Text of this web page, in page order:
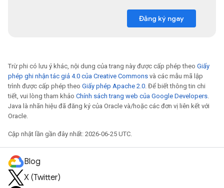
Đăng ký ngay
Trừ phi có lưu ý khác, nội dung của trang này được cấp phép theo Giấy
phép ghi nhận tác giả 4.0 của Creative Commons và các mẫu mã lập
trình được cấp phép theo Giấy phép Apache 2.0. Để biết thông tin chi
tiết, vui lòng tham khảo Chính sách trang web của Google Developers.
Java là nhãn hiệu đã đăng ký của Oracle và/hoặc các đơn vị liên kết với
Oracle.
Cập nhật lần gần đây nhất: 2026-06-25 UTC.
Blog
X (Twitter)